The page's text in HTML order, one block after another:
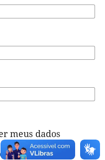
acordo com a
.